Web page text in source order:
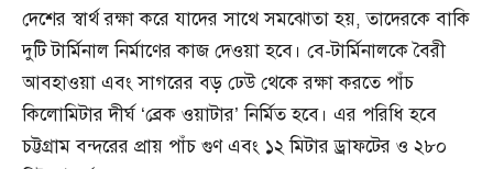
দেশের স্বার্থ রক্ষা করে যাদের সাথে সমঝোতা হয়, তাদেরকে বাকি
দুটি টার্মিনাল নির্মাণের কাজ দেওয়া হবে। বে-টার্মিনালকে বৈরী
আবহাওয়া এবং সাগরের বড় ঢেউ থেকে রক্ষা করতে পাঁচ
কিলোমিটার দীর্ঘ ‘ব্রেক ওয়াটার’ নির্মিত হবে। এর পরিধি হবে
চট্টগ্রাম বন্দরের প্রায় পাঁচ গুণ এবং ১২ মিটার ড্রাফটের ও ২৮০